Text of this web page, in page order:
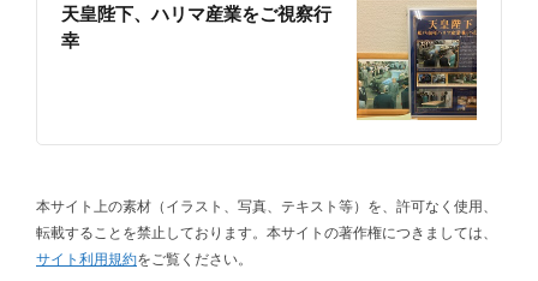
天皇陛下、ハリマ産業をご視察行
幸
本サイト上の素材（イラスト、写真、テキスト等）を、許可なく使用、
転載することを禁止しております。本サイトの著作権につきましては、
サイト利用規約をご覧ください。